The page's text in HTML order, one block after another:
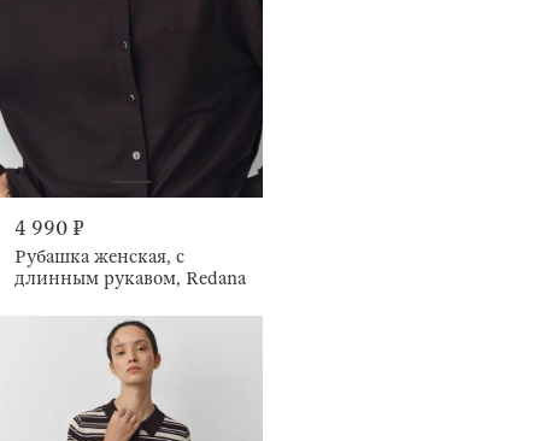
4 990 ₽
Рубашка женская, с
длинным рукавом, Redana